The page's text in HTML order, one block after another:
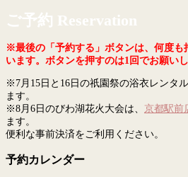
ご予約 Reservation
※最後の「予約する」ボタンは、何度も
います。ボタンを押すのは1回でお願いし
※7月15日と16日の祇園祭の浴衣レンタル
ます。
※8月6日のびわ湖花火大会は、 京都駅前
ます。
便利な事前決済をご利用ください。
予約カレンダー